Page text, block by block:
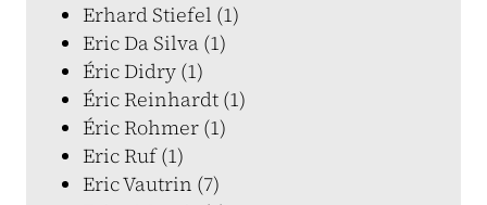
Erhard Stiefel (1)
Eric Da Silva (1)
Éric Didry (1)
Éric Reinhardt (1)
Éric Rohmer (1)
Eric Ruf (1)
Eric Vautrin (7)